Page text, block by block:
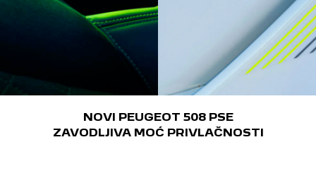
NOVI PEUGEOT 508 PSE
ZAVODLJIVA MOĆ PRIVLAČNOSTI